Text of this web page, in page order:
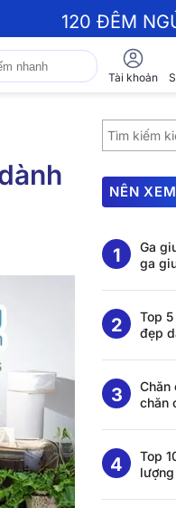
120 ĐÊM
Tài khoản
NÊN
Ga
ga
Top
đẹp
Chăn
chăn
Top